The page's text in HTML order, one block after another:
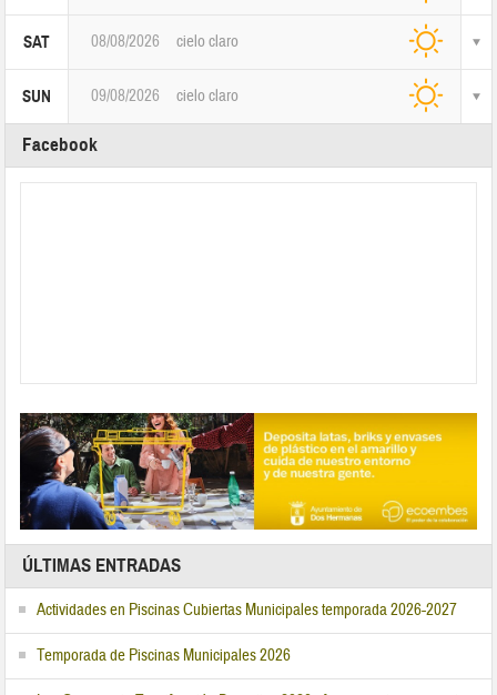
SAT 08/08/2026 cielo claro
SUN 09/08/2026 cielo claro
Facebook
ÚLTIMAS ENTRADAS
Actividades en Piscinas Cubiertas Municipales temporada 2026-2027
Temporada de Piscinas Municipales 2026